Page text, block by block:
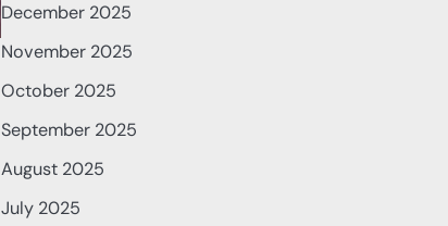
December 2025
November 2025
October 2025
September 2025
August 2025
July 2025